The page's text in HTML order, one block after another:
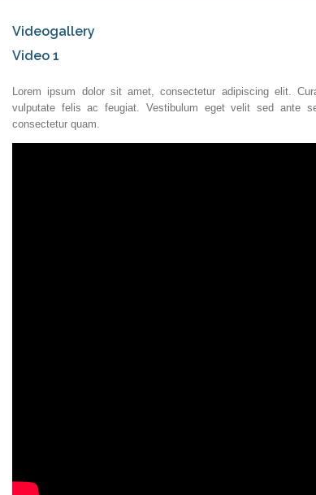
Videogallery
Video 1
Lorem ipsum dolor sit amet, consectetur adipiscing elit.
vulputate felis ac feugiat. Vestibulum eget velit sed ante
consectetur quam.